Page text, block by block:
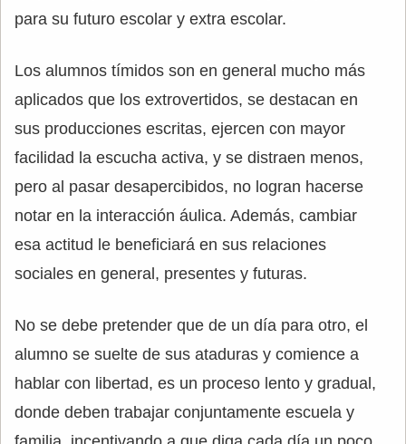
para su futuro escolar y extra escolar.
Los alumnos tímidos son en general mucho más
aplicados que los extrovertidos, se destacan en
sus producciones escritas, ejercen con mayor
facilidad la escucha activa, y se distraen menos,
pero al pasar desapercibidos, no logran hacerse
notar en la interacción áulica. Además, cambiar
esa actitud le beneficiará en sus relaciones
sociales en general, presentes y futuras.
No se debe pretender que de un día para otro, el
alumno se suelte de sus ataduras y comience a
hablar con libertad, es un proceso lento y gradual,
donde deben trabajar conjuntamente escuela y